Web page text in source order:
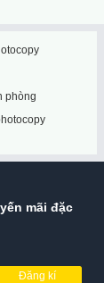
phòng
mãi đặc
Đăng kí